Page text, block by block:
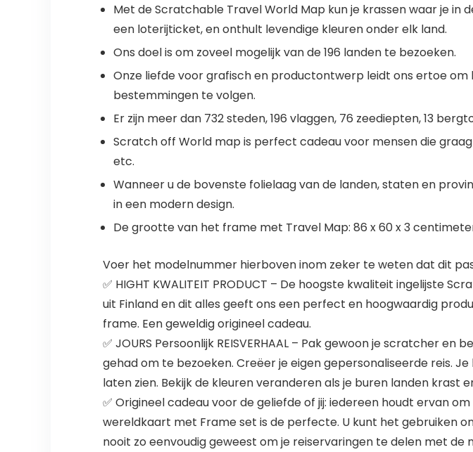
Met de Scratchable Travel World Map kun je krassen waar je
een loterijticket, en onthult levendige kleuren onder elk land.
Ons doel is om zoveel mogelijk van de 196 landen te bezoeken.
Onze liefde voor grafisch en productontwerp leidt ons ertoe
bestemmingen te volgen.
Er zijn meer dan 732 steden, 196 vlaggen, 76 zeediepten, 13
Scratch off World map is perfect cadeau voor mensen die
etc.
Wanneer u de bovenste folielaag van de landen, staten en
in een modern design.
De grootte van het frame met Travel Map: 86 x 60 x 3
Voer het modelnummer hierboven inom zeker te weten dat dit
✅ HIGHT KWALITEIT PRODUCT – De hoogste kwaliteit ingelijste
uit Finland en dit alles geeft ons een perfect en hoogwaardig
frame. Een geweldig origineel cadeau.
✅ JOURS Persoonlijk REISVERHAAL – Pak gewoon je scratcher
gehad om te bezoeken. Creëer je eigen gepersonaliseerde reis.
laten zien. Bekijk de kleuren veranderen als je buren landen krast
✅ Origineel cadeau voor de geliefde of jij: iedereen houdt ervan
wereldkaart met Frame set is de perfecte. U kunt het gebruiken
nooit zo eenvoudig geweest om je reiservaringen te delen met